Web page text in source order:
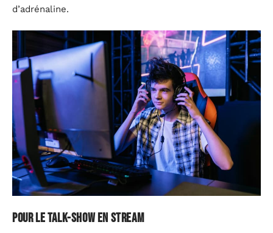
d’adrénaline.
Pour le talk-show en stream